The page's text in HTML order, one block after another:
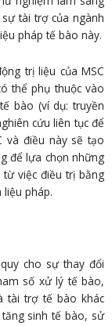
tài trợ của ngành
pháp tế bào này.
trị liệu của MSC
thể phụ thuộc vào
bào (ví dụ: truyền
cứu liên tục để
và điều này sẽ tạo
để lựa chọn những
việc điều trị bằng
liệu pháp.
cho sự thay đổi
số xử lý tế bào,
tài trợ tế bào khác
sinh tế bào, sử